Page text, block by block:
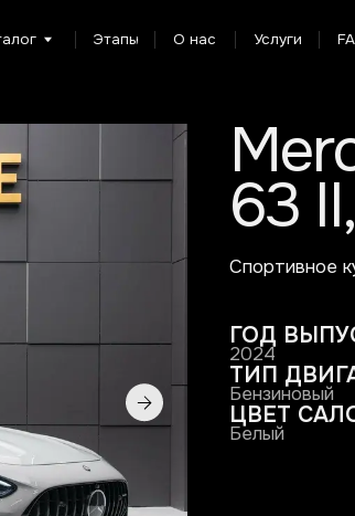
FAQ
Услуги
О нас
Этапы
63 II,
ТИП ДВИГАТЕЛЯ
Бензиновый
ЦВЕТ САЛОНА
Белый
Спортивное купе